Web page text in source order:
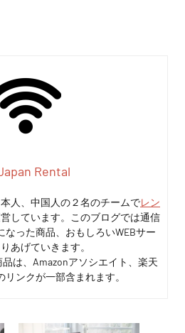
Rental
人、中国人の２名のチームでレン
しています。このブログでは通信
なった商品、おもしろいWEBサー
あげていきます。
は、Amazonアソシエイト、楽天
リンクが一部含まれます。